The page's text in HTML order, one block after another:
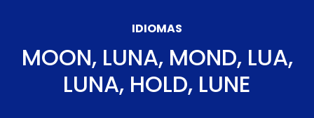
IDIOMAS
MOON, LUNA, MOND, LUA,
LUNA, HOLD, LUNE